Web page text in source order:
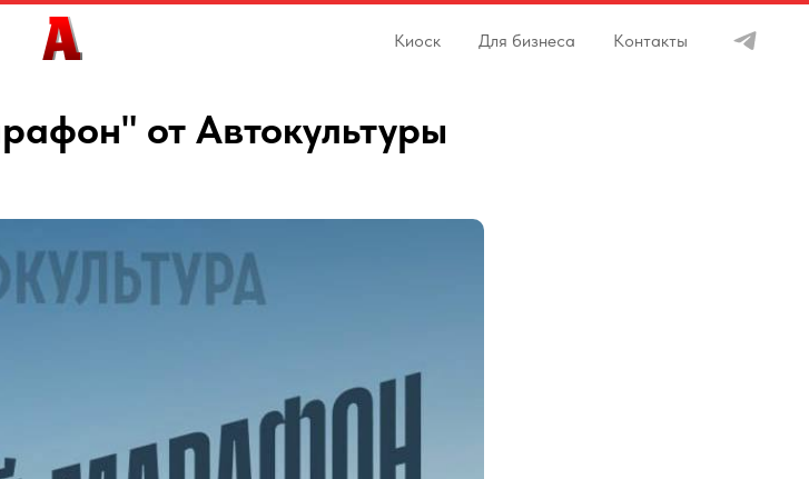
Киоск Для бизнеса Контакты
от Автокультуры